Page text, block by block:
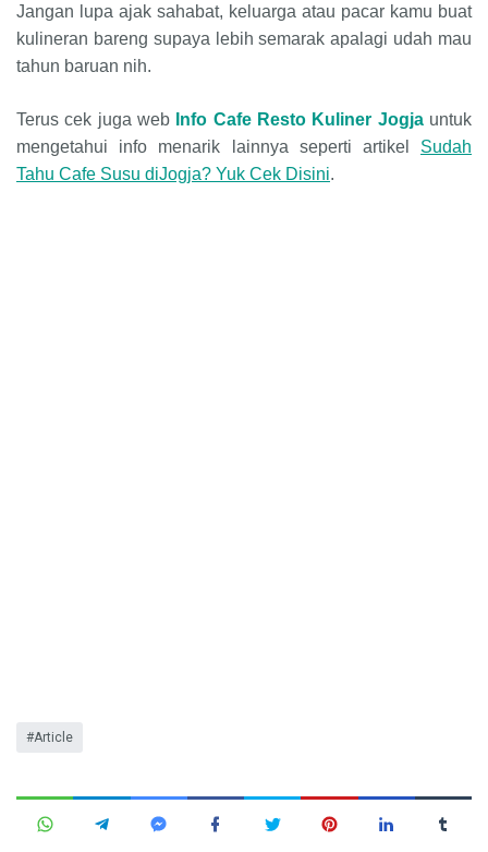
Jangan lupa ajak sahabat, keluarga atau pacar kamu buat
kulineran bareng supaya lebih semarak apalagi udah mau
tahun baruan nih.
Terus cek juga web Info Cafe Resto Kuliner Jogjauntuk
mengetahui info menarik lainnya seperti artikel Sudah
Tahu Cafe Susu diJogja? Yuk Cek Disini.
Article